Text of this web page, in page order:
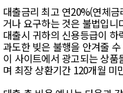
대출금리 최고 연20%(연체
거나 요구하는 것은 불법입니
대출시 귀하의 신용등급이 하
과도한 빚은 불행을 안겨줄
이 사이트에서 광고되는 상
며 최장 상환기간 120개월 미